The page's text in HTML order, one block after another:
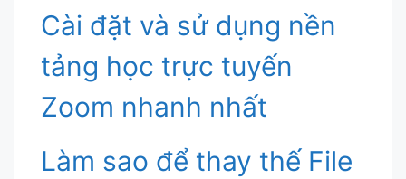
Cài đặt và sử dụng nền
tảng học trực tuyến
Zoom nhanh nhất
Làm sao để thay thế File